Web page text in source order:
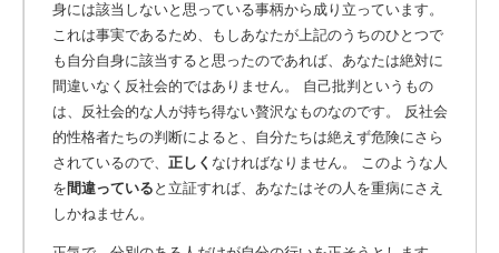
身には該当しないと思っている事柄から成り立っています。
これは事実であるため、もしあなたが上記のうちのひとつで
も自分自身に該当すると思ったのであれば、あなたは絶対に
間違いなく反社会的ではありません。 自己批判というもの
は、反社会的な人が持ち得ない贅沢なものなのです。 反社会
的性格者たちの判断によると、自分たちは絶えず危険にさら
されているので、 正しく なければなりません。
このような人
を 間違っている と立証すれば、あなたはその人を重病にさえ
しかねません。